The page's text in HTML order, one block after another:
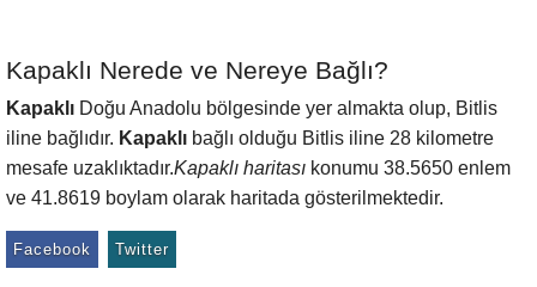
Kapaklı Nerede ve Nereye Bağlı?
Kapaklı Doğu Anadolu bölgesinde yer almakta olup, Bitlis
iline bağlıdır. Kapaklı bağlı olduğu Bitlis iline 28 kilometre
mesafe uzaklıktadır.Kapaklı haritası konumu 38.5650 enlem
ve 41.8619 boylam olarak haritada gösterilmektedir.
Facebook Twitter